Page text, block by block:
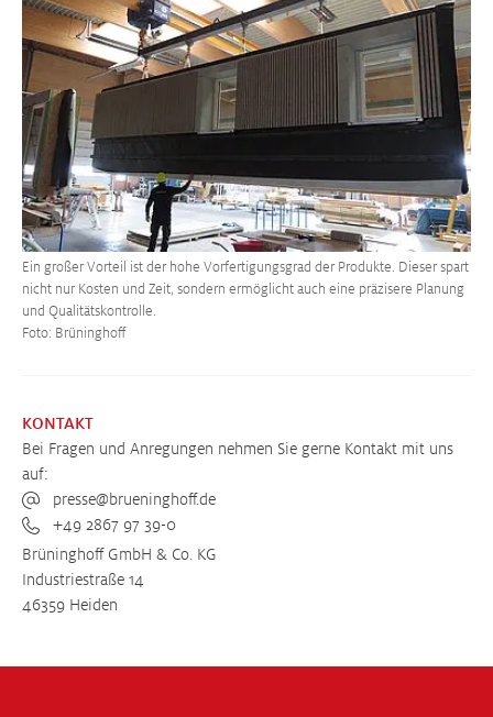
Ein großer Vorteil ist der hohe Vorfertigungsgrad der Produkte. Dieser spart
nicht nur Kosten und Zeit, sondern ermöglicht auch eine präzisere Planung
und Qualitätskontrolle.
Foto: Brüninghoff
KONTAKT
Bei Fragen und Anregungen nehmen Sie gerne Kontakt mit uns
auf:
presse@brueninghoff.de
+49 2867 97 39-0
Brüninghoff GmbH & Co. KG
Industriestraße 14
46359 Heiden